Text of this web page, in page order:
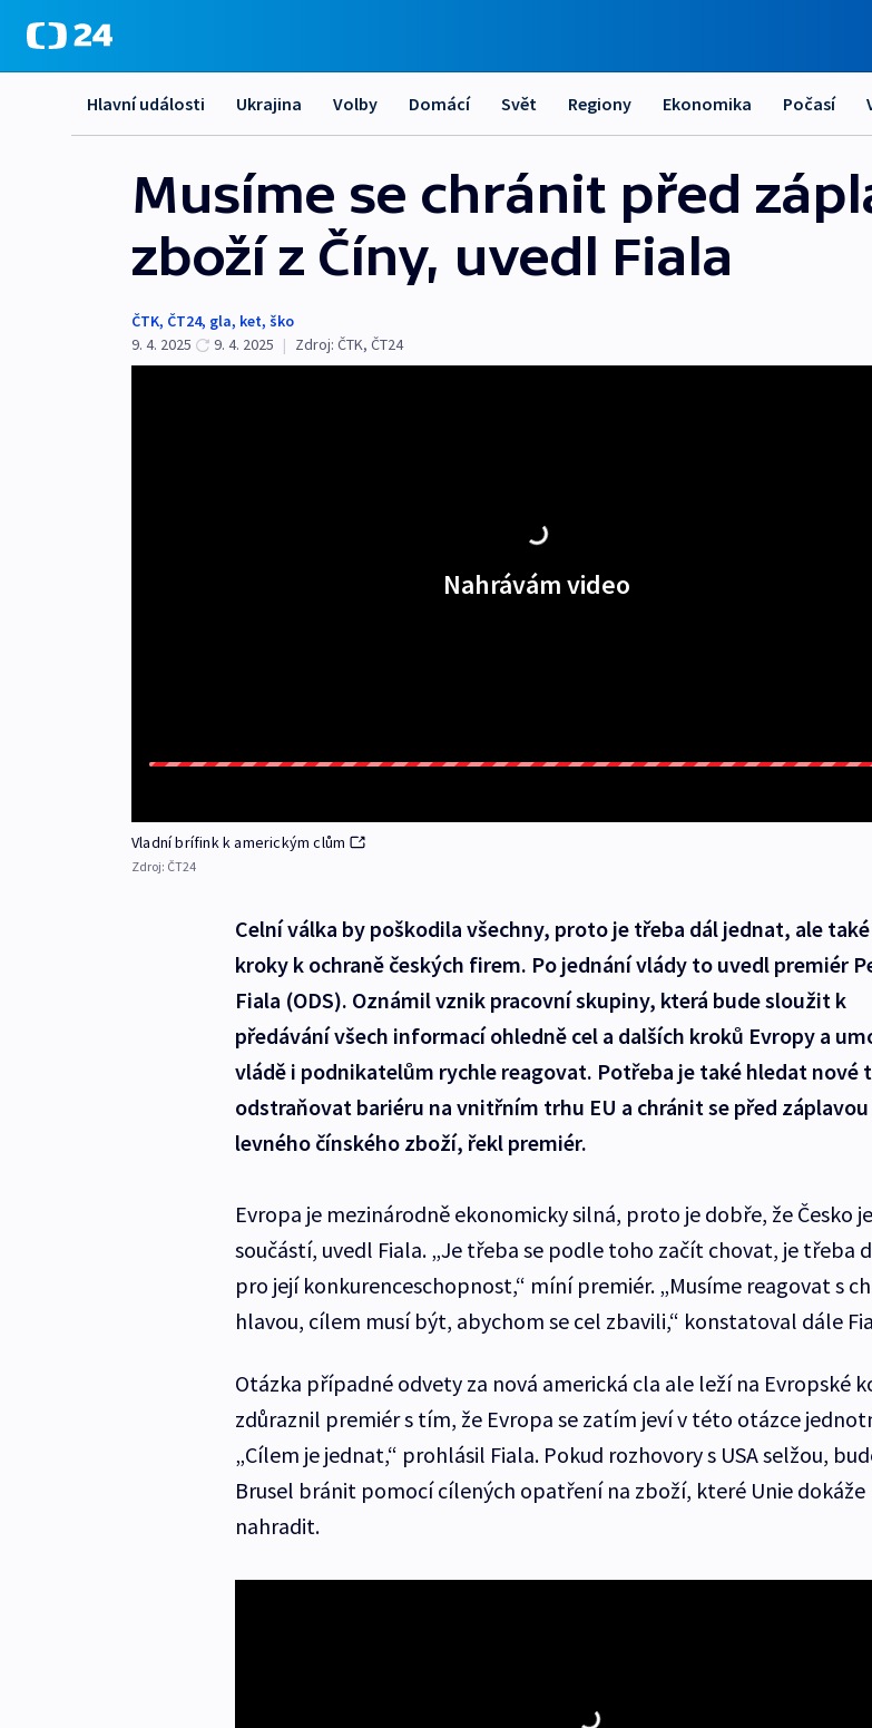
Hlavní události Ukrajina Volby Domácí Svět Regiony Ekonomika Počasí
Musíme se chránit před
zboží z Číny, uvedl Fiala
ČTK, ČT24, gla, ket, ško
9. 4. 2025
9. 4. 2025 | Zdroj: ČTK, ČT24
Nahrávám video
Vladní brífink k americkým clům
Zdroj: ČT24
Celní válka by poškodila všechny, proto je třeba dál jednat, ale
kroky k ochraně českých firem. Po jednání vlády to uvedl premiér
Fiala (ODS). Oznámil vznik pracovní skupiny, která bude sloužit k
předávání všech informací ohledně cel a dalších kroků Evropy a
vládě i podnikatelům rychle reagovat. Potřeba je také hledat nové
odstraňovat bariéru na vnitřním trhu EU a chránit se před záplavou
levného čínského zboží, řekl premiér.
Evropa je mezinárodně ekonomicky silná, proto je dobře, že Česko
součástí, uvedl Fiala. „Je třeba se podle toho začít chovat, je třeba
pro její konkurenceschopnost,“ míní premiér. „Musíme reagovat s
hlavou, cílem musí být, abychom se cel zbavili,“ konstatoval dále
Otázka případné odvety za nová americká cla ale leží na Evropské
zdůraznil premiér s tím, že Evropa se zatím jeví v této otázce
„Cílem je jednat,“ prohlásil Fiala. Pokud rozhovory s USA selžou,
Brusel bránit pomocí cílených opatření na zboží, které Unie dokáže
nahradit.